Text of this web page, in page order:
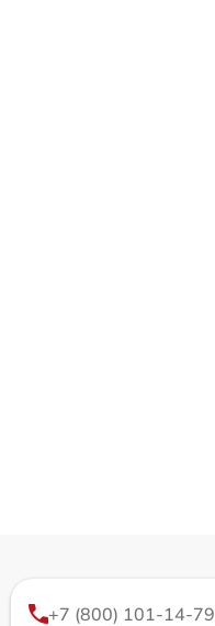
+7 (800) 101-14-79